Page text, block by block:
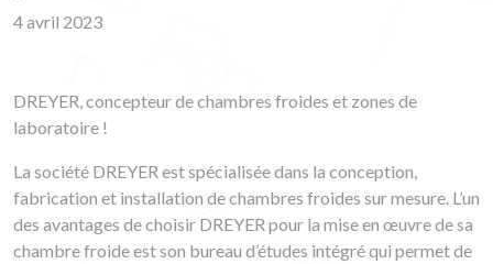
4 avril 2023
DREYER, concepteur de chambres froides et zones de
laboratoire !
La société DREYER est spécialisée dans la conception,
fabrication et installation de chambres froides sur mesure. L’un
des avantages de choisir DREYER pour la mise en œuvre de sa
chambre froide est son bureau d’études intégré qui permet de